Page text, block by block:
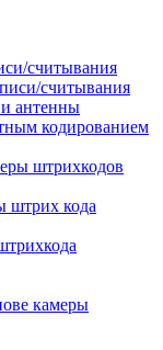
считывания
считывания
антенны
кодированием
штрихкодов
штрих кода
камеры